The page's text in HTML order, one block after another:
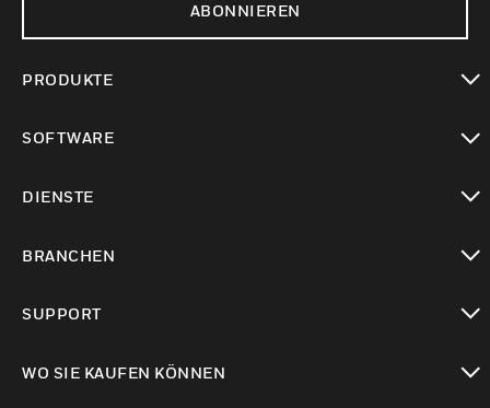
ABONNIEREN
PRODUKTE
SOFTWARE
DIENSTE
BRANCHEN
SUPPORT
WO SIE KAUFEN KÖNNEN